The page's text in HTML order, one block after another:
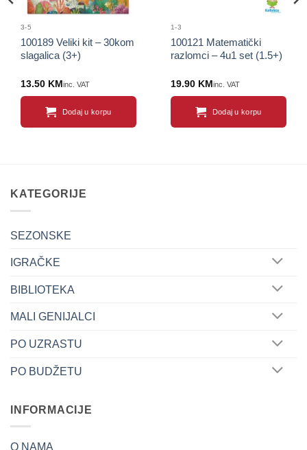
3-5
100189 Veliki kit – 30kom
slagalica (3+)
13.50 KMinc. VAT
Dodaj u korpu
1-3
100121 Matematički
razlomci – 4u1 set (1.5+)
19.90 KMinc. VAT
Dodaj u korpu
KATEGORIJE
SEZONSKE
IGRAČKE
BIBLIOTEKA
MALI GENIJALCI
PO UZRASTU
PO BUDŽETU
INFORMACIJE
O NAMA